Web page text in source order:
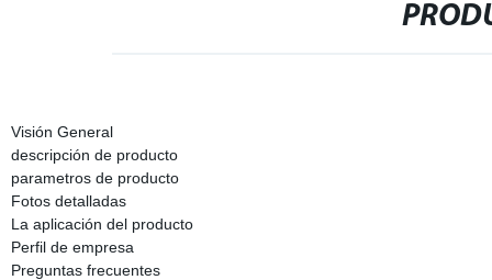
Visión General
descripción de producto
parametros de producto
Fotos detalladas
La aplicación del producto
Perfil de empresa
Preguntas frecuentes